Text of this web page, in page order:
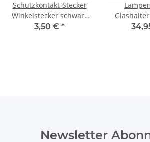
Schutzkontakt-Stecker
Winkelstecker schwarz
Bakelit Optik 250V/16A
3,50 € *
Antik
Newsletter